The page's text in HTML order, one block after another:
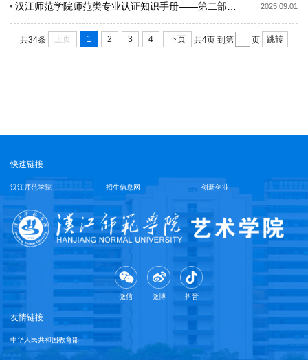
汉江师范学院师范类专业认证知识手册——第二部分 师范类专业认证标准（第二级） 2025.09.01
共34条 上页 1 2 3 4 下页 共4页 到第 页 跳转
快速链接
汉江师范学院 招生信息网 创新创业
微信 微博 抖音
友情链接
中华人民共和国教育部